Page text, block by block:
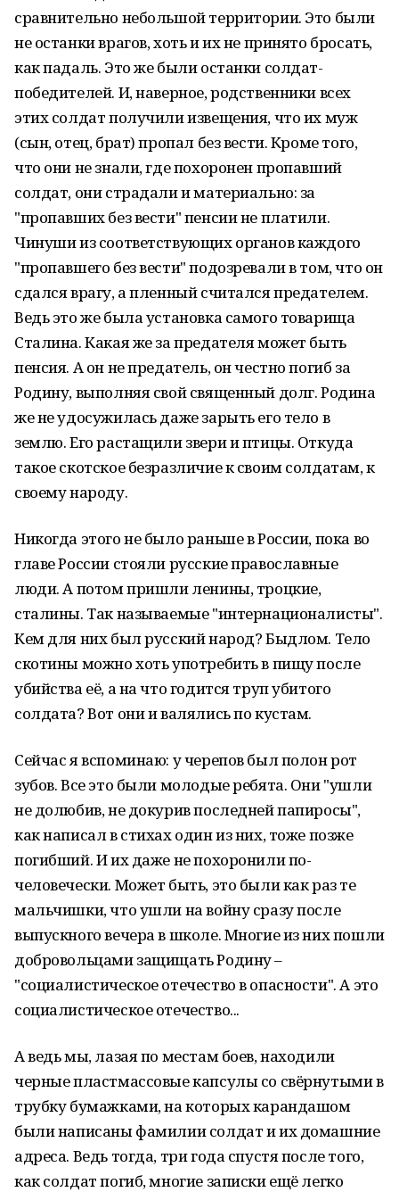
сравнительно небольшой территории. Это были
не останки врагов, хоть и их не принято бросать,
как падаль. Это же были останки солдат-
победителей. И, наверное, родственники всех
этих солдат получили извещения, что их муж
(сын, отец, брат) пропал без вести. Кроме того,
что они не знали, где похоронен пропавший
солдат, они страдали и материально: за
"пропавших без вести" пенсии не платили.
Чинуши из соответствующих органов каждого
"пропавшего без вести" подозревали в том, что он
сдался врагу, а пленный считался предателем.
Ведь это же была установка самого товарища
Сталина. Какая же за предателя может быть
пенсия. А он не предатель, он честно погиб за
Родину, выполняя свой священный долг. Родина
же не удосужилась даже зарыть его тело в
землю. Его растащили звери и птицы. Откуда
такое скотское безразличие к своим солдатам, к
своему народу.
Никогда этого не было раньше в России, пока во
главе России стояли русские православные
люди. А потом пришли ленины, троцкие,
сталины. Так называемые "интернационалисты".
Кем для них был русский народ? Быдлом. Тело
скотины можно хоть употребить в пищу после
убийства её, а на что годится труп убитого
солдата? Вот они и валялись по кустам.
Сейчас я вспоминаю: у черепов был полон рот
зубов. Все это были молодые ребята. Они "ушли
не долюбив, не докурив последней папиросы",
как написал в стихах один из них, тоже позже
погибший. И их даже не похоронили по-
человечески. Может быть, это были как раз те
мальчишки, что ушли на войну сразу после
выпускного вечера в школе. Многие из них пошли
добровольцами защищать Родину –
"социалистическое отечество в опасности". А это
социалистическое отечество...
А ведь мы, лазая по местам боев, находили
черные пластмассовые капсулы со свёрнутыми в
трубку бумажками, на которых карандашом
были написаны фамилии солдат и их домашние
адреса. Ведь тогда, три года спустя после того,
как солдат погиб, многие записки ещё легко